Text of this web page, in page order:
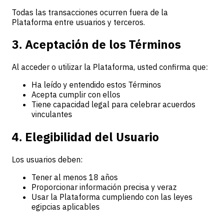
Todas las transacciones ocurren fuera de la
Plataforma entre usuarios y terceros.
3. Aceptación de los Términos
Al acceder o utilizar la Plataforma, usted confirma que:
Ha leído y entendido estos Términos
Acepta cumplir con ellos
Tiene capacidad legal para celebrar acuerdos
vinculantes
4. Elegibilidad del Usuario
Los usuarios deben:
Tener al menos 18 años
Proporcionar información precisa y veraz
Usar la Plataforma cumpliendo con las leyes
egipcias aplicables